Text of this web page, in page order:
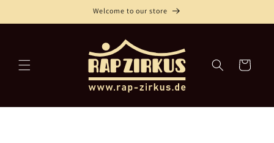
Inhalt
Welcome to our store
Warenkorb